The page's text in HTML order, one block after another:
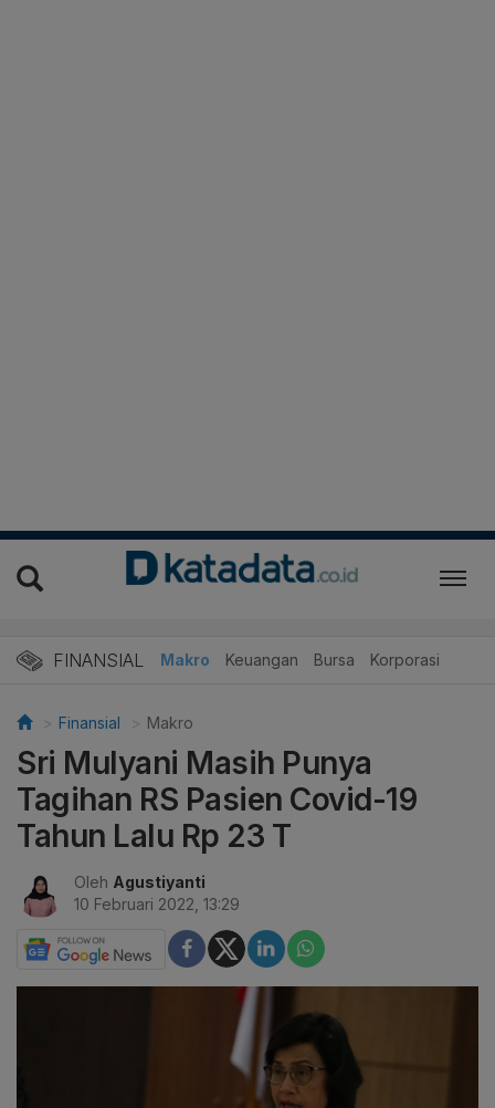
FINANSIAL Makro Keuangan Bursa Korporasi
Finansial Makro
Sri Mulyani Masih Punya
Tagihan RS Pasien Covid-19
Tahun Lalu Rp 23 T
Oleh Agustiyanti
10 Februari 2022, 13:29